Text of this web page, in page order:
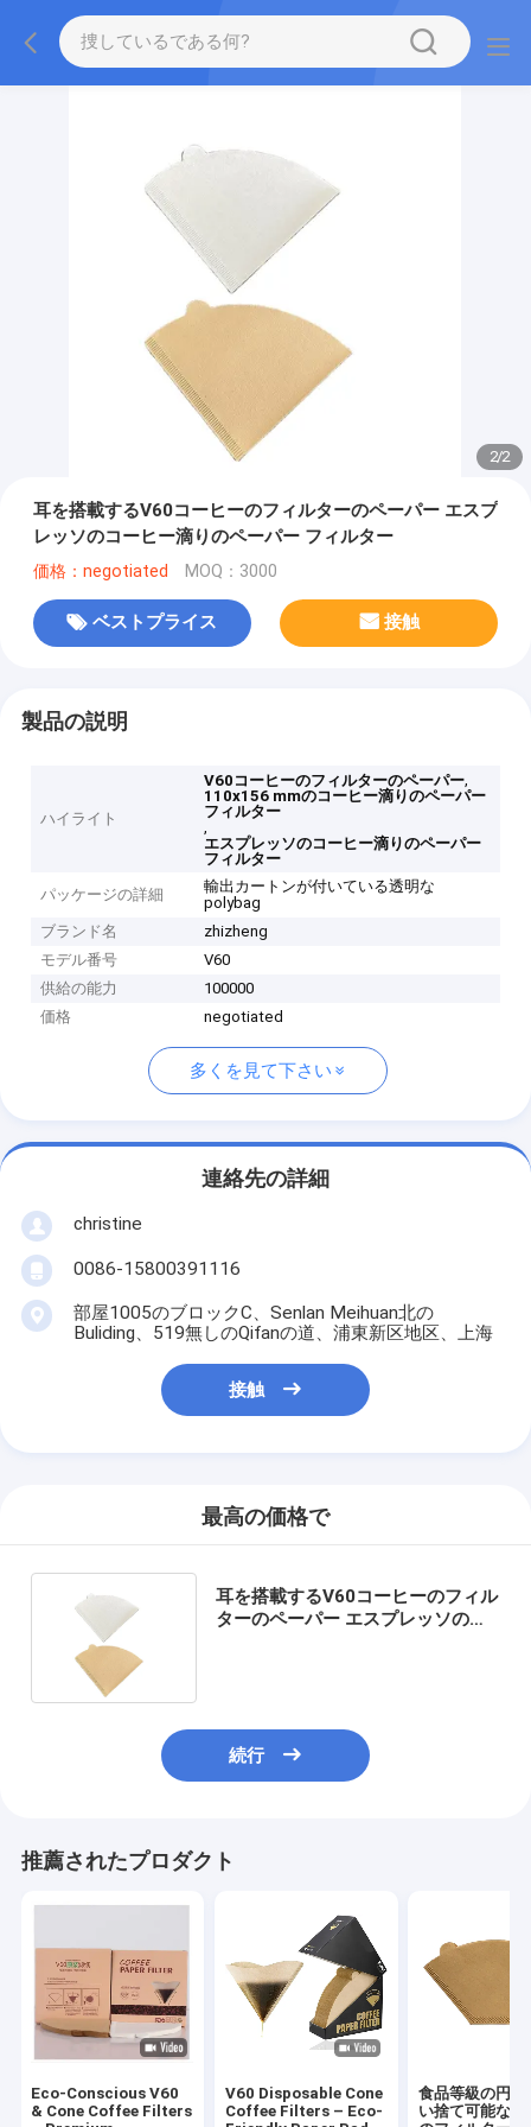
2/2
耳を搭載するV60コーヒーのフィルターのペーパー エスプ
レッソのコーヒー滴りのペーパー フィルター
価格：negotiated MOQ：3000
ベストプライス 接触
製品の説明
ハイライト
V60コーヒーのフィルターのペーパー,
110x156 mmのコーヒー滴りのペーパー
フィルター
,
エスプレッソのコーヒー滴りのペーパー
フィルター
パッケージの詳細
輸出カートンが付いている透明な
polybag
ブランド名
zhizheng
モデル番号
V60
供給の能力
100000
価格
negotiated
多くを見て下さい
連絡先の詳細
christine
0086-15800391116
部屋1005のブロックC、Senlan Meihuan北の
Buliding、519無しのQifanの道、浦東新区地区、上海
接触
最高の価格で
耳を搭載するV60コーヒーのフィル
ターのペーパー エスプレッソのコ
続行
推薦されたプロダクト
Eco-Conscious V60
& Cone Coffee Filters
V60 Disposable Cone
Coffee Filters – Eco-
食品等級の円錐
い捨て可能なコ